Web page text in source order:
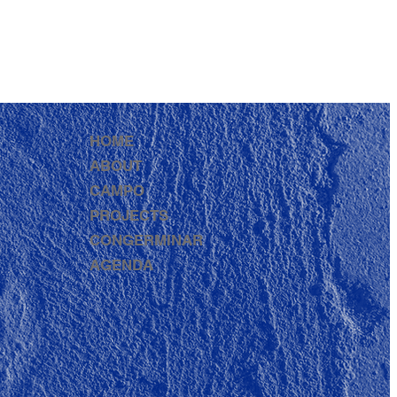
HOME
ABOUT
CAMPO
PROJECTS
CONGERMINAR
AGENDA